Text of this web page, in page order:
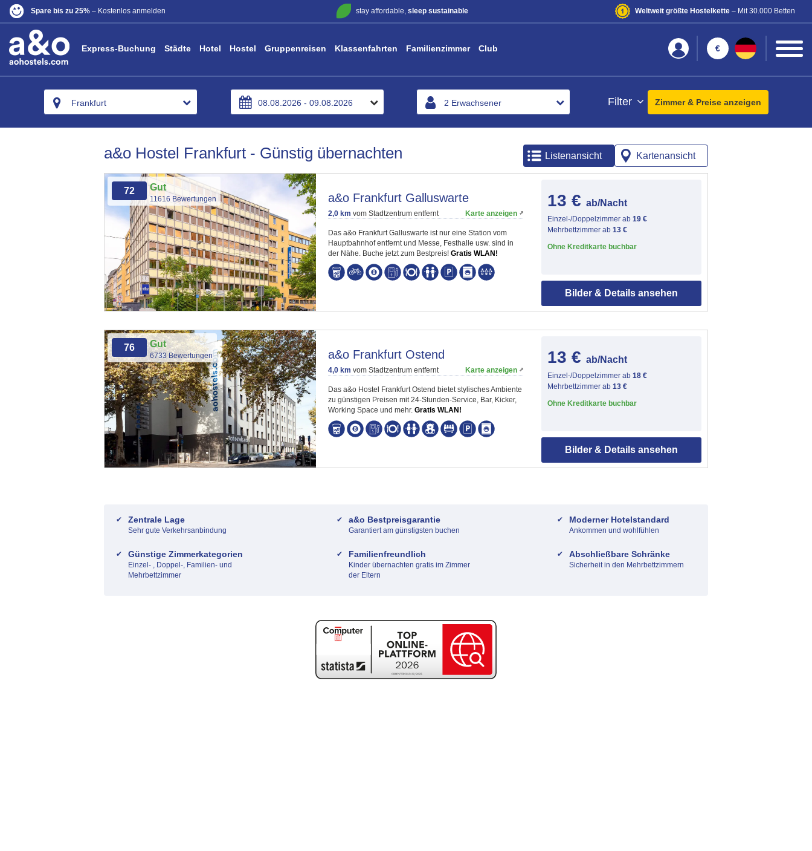
Spare bis zu 25% – Kostenlos anmelden stay affordable, sleep sustainable Weltweit größte Hostelkette– Mit 30.000 Betten
Express-Buchung Städte Hotel Hostel Gruppenreisen Klassenfahrten Familienzimmer Club €
Frankfurt Filter Zimmer & Preise anzeigen
a&o Hostel Frankfurt - Günstig übernachten Listenansicht Kartenansicht
72 Gut
11616 Bewertungen a&o Frankfurt Galluswarte
2,0 km vom Stadtzentrum entfernt Karte anzeigen
Das a&o Frankfurt Galluswarte ist nur eine Station vom
Hauptbahnhof entfernt und Messe, Festhalle usw. sind in
der Nähe. Buche jetzt zum Bestpreis! Gratis WLAN!
13 € ab/Nacht
Einzel-/Doppelzimmer ab 19 €
Mehrbettzimmer ab 13 €
Ohne Kreditkarte buchbar
Bilder & Details ansehen
76 Gut
6733 Bewertungen a&o Frankfurt Ostend
4,0 km vom Stadtzentrum entfernt Karte anzeigen
Das a&o Hostel Frankfurt Ostend bietet stylisches Ambiente
zu günstigen Preisen mit 24-Stunden-Service, Bar, Kicker,
Working Space und mehr. Gratis WLAN!
13 € ab/Nacht
Einzel-/Doppelzimmer ab 18 €
Mehrbettzimmer ab 13 €
Ohne Kreditkarte buchbar
Bilder & Details ansehen
Zentrale Lage
Sehr gute Verkehrsanbindung
a&o Bestpreisgarantie
Garantiert am günstigsten buchen
Moderner Hotelstandard
Ankommen und wohlfühlen
Günstige Zimmerkategorien
Einzel- , Doppel-, Familien- und
Mehrbettzimmer
Familienfreundlich
Kinder übernachten gratis im Zimmer
der Eltern
Abschließbare Schränke
Sicherheit in den Mehrbettzimmern